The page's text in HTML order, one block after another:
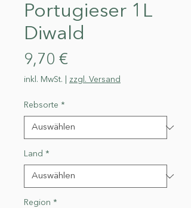
Portugieser 1L
Diwald
9,70 €
inkl. MwSt. zzgl. Versand
Rebsorte *
Land *
Region *